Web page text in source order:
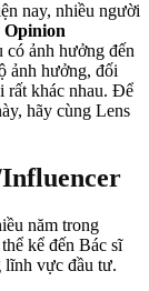
nay, nhiều người
Opinion
có ảnh hưởng đến
ảnh hưởng, đối
rất khác nhau. Để
hãy cùng Lens
năm trong
kể đến Bác sĩ
lĩnh vực đầu tư.